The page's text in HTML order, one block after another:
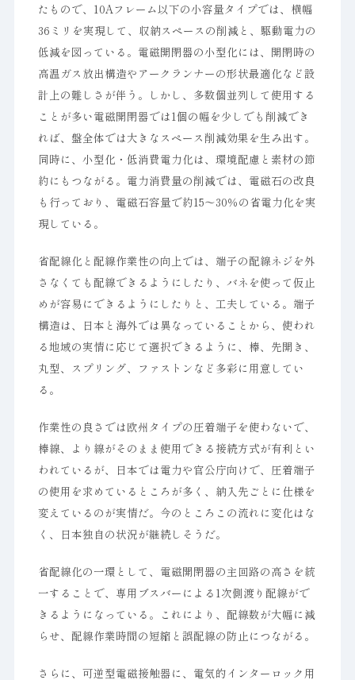
たもので、10Aフレーム以下の小容量タイプでは、横幅
36ミリを実現して、収納スペースの削減と、駆動電力の
低減を図っている。電磁開閉器の小型化には、開閉時の
高温ガス放出構造やアークランナーの形状最適化など設
計上の難しさが伴う。しかし、多数個並列して使用する
ことが多い電磁開閉器では1個の幅を少しでも削減でき
れば、盤全体では大きなスペース削減効果を生み出す。
同時に、小型化・低消費電力化は、環境配慮と素材の節
約にもつながる。電力消費量の削減では、電磁石の改良
も行っており、電磁石容量で約15～30％の省電力化を実
現している。
省配線化と配線作業性の向上では、端子の配線ネジを外
さなくても配線できるようにしたり、バネを使って仮止
めが容易にできるようにしたりと、工夫している。端子
構造は、日本と海外では異なっていることから、使われ
る地域の実情に応じて選択できるように、棒、先開き、
丸型、スプリング、ファストンなど多彩に用意してい
る。
作業性の良さでは欧州タイプの圧着端子を使わないで、
棒線、より線がそのまま使用できる接続方式が有利とい
われているが、日本では電力や官公庁向けで、圧着端子
の使用を求めているところが多く、納入先ごとに仕様を
変えているのが実情だ。今のところこの流れに変化はな
く、日本独自の状況が継続しそうだ。
省配線化の一環として、電磁開閉器の主回路の高さを統
一することで、専用ブスバーによる1次側渡り配線がで
きるようになっている。これにより、配線数が大幅に減
らせ、配線作業時間の短縮と誤配線の防止につながる。
さらに、可逆型電磁接触器に、電気的インターロック用